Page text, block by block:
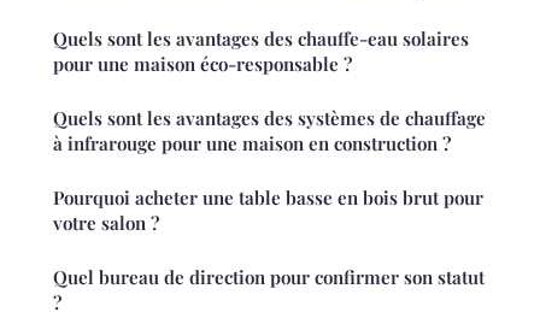
Quels sont les avantages des chauffe-eau solaires
pour une maison éco-responsable ?
Quels sont les avantages des systèmes de chauffage
à infrarouge pour une maison en construction ?
Pourquoi acheter une table basse en bois brut pour
votre salon ?
Quel bureau de direction pour confirmer son statut
?